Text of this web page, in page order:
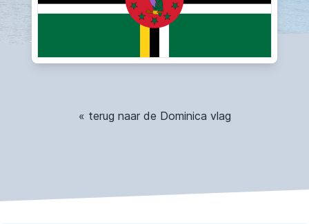
« terug naar de Dominica vlag